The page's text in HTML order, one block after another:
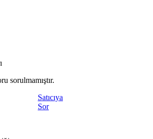
sorulmamıştır.
Satıcıya
Sor